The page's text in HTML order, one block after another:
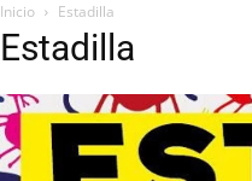
Inicio Estadilla
Estadilla